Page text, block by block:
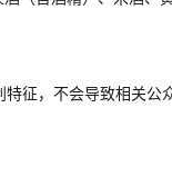
征，不会导致相关